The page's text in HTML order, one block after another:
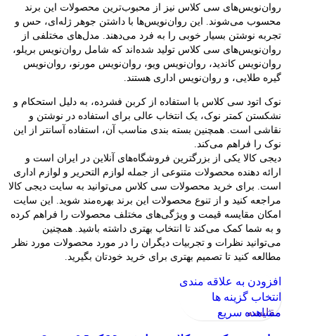
روان‌نویس‌های سی کلاس نیز از محبوب‌ترین محصولات این برند
محسوب می‌شوند. این روان‌نویس‌ها با داشتن جوهر ژله‌ای، حس و
تجربه نوشتن بسیار خوبی را به فرد می‌دهند. مدل‌های مختلفی از
روان‌نویس‌های سی کلاس تولید شده‌اند که شامل روان‌نویس بریلو،
روان‌نویس کاندید، روان‌نویس ویو، روان‌نویس مورنو، روان‌نویس
گیره طلایی، و روان‌نویس اداری هستند.
نوک اتود سی کلاس با استفاده از کربن فشرده، به دلیل استحکام و
نشکستن کمتر نوک، یک انتخاب عالی برای استفاده در نوشتن و
نقاشی است. همچنین بسته بندی مناسب آن، استفاده آسانتر از این
نوک را فراهم می‌کند.
دیجی کالا یکی از بزرگترین فروشگاه‌های آنلاین در ایران است و
ارائه دهنده محصولات متنوعی از جمله لوازم التحریر و لوازم اداری
است. برای خرید محصولات سی کلاس می‌توانید به سایت دیجی کالا
مراجعه کنید و از تنوع محصولات این برند بهره‌مند شوید. این سایت
امکان مقایسه قیمت و ویژگی‌های مختلف محصولات را فراهم کرده
و به شما کمک می‌کند تا انتخاب بهتری داشته باشید. همچنین
می‌توانید نظرات و تجربیات دیگران را در مورد محصولات مورد نظر
مطالعه کنید تا تصمیم بهتری برای خرید خودتان بگیرید.
افزودن به علاقه مندی
انتخاب گزینه ها
مشاهده سریع
مقایسه